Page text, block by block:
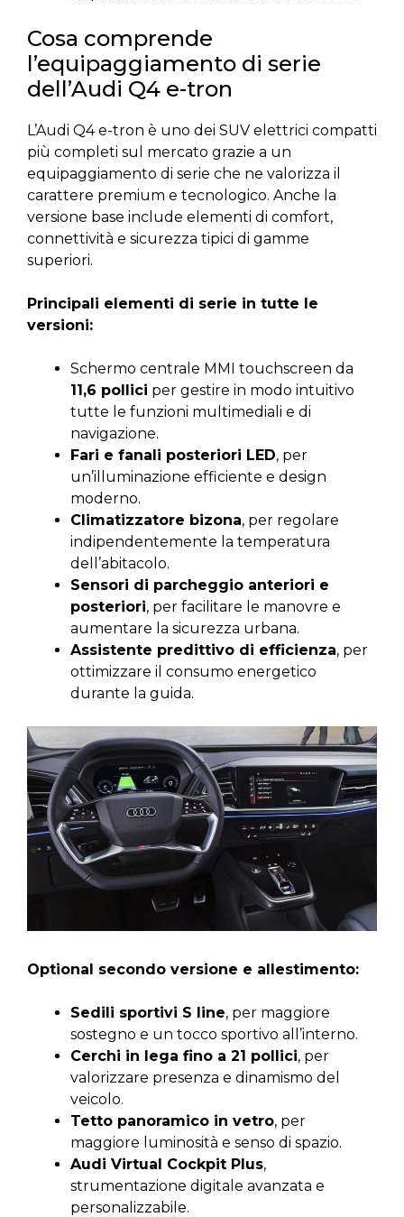
Cosa comprende
l’equipaggiamento di serie
dell’Audi Q4 e-tron
L’Audi Q4 e-tron è uno dei SUV elettrici compatti
più completi sul mercato grazie a un
equipaggiamento di serie che ne valorizza il
carattere premium e tecnologico. Anche la
versione base include elementi di comfort,
connettività e sicurezza tipici di gamme
superiori.
Principali elementi di serie in tutte le
versioni:
Schermo centrale MMI touchscreen da
11,6 pollici per gestire in modo intuitivo
tutte le funzioni multimediali e di
navigazione.
Fari e fanali posteriori LED, per
un’illuminazione efficiente e design
moderno.
Climatizzatore bizona, per regolare
indipendentemente la temperatura
dell’abitacolo.
Sensori di parcheggio anteriori e
posteriori, per facilitare le manovre e
aumentare la sicurezza urbana.
Assistente predittivo di efficienza, per
ottimizzare il consumo energetico
durante la guida.
Optional secondo versione e allestimento:
Sedili sportivi S line, per maggiore
sostegno e un tocco sportivo all’interno.
Cerchi in lega fino a 21 pollici, per
valorizzare presenza e dinamismo del
veicolo.
Tetto panoramico in vetro, per
maggiore luminosità e senso di spazio.
Audi Virtual Cockpit Plus,
strumentazione digitale avanzata e
personalizzabile.